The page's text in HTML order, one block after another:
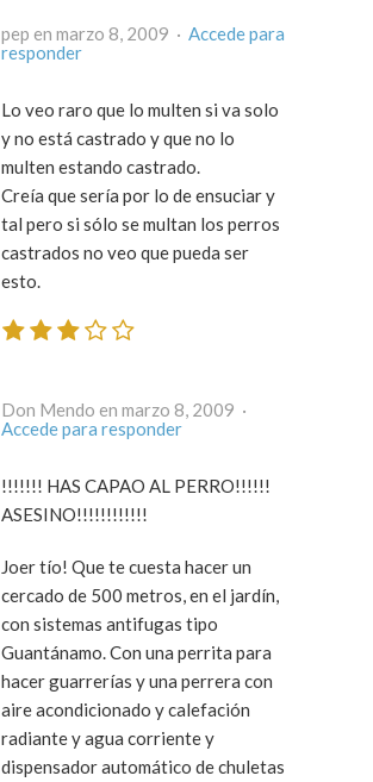
pep en marzo 8, 2009 · Accede para
responder
Lo veo raro que lo multen si va solo
y no está castrado y que no lo
multen estando castrado.
Creía que sería por lo de ensuciar y
tal pero si sólo se multan los perros
castrados no veo que pueda ser
esto.
Don Mendo en marzo 8, 2009 ·
Accede para responder
!!!!!!! HAS CAPAO AL PERRO!!!!!!
ASESINO!!!!!!!!!!!!
Joer tío! Que te cuesta hacer un
cercado de 500 metros, en el jardín,
con sistemas antifugas tipo
Guantánamo. Con una perrita para
hacer guarrerías y una perrera con
aire acondicionado y calefación
radiante y agua corriente y
dispensador automático de chuletas